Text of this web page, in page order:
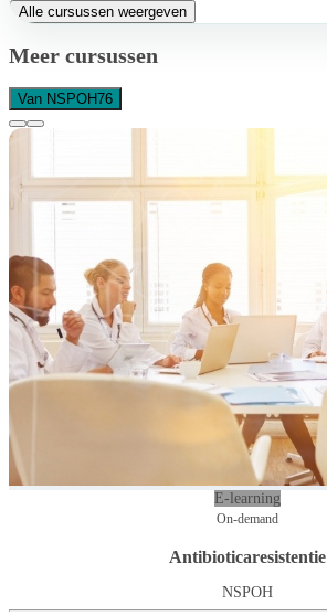
Alle cursussen weergeven
Meer cursussen
Van NSPOH76
E-learning
On-demand
Antibioticaresistentie
NSPOH